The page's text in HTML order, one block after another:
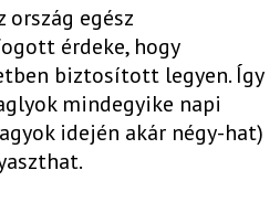
ország egész
érdeke, hogy
biztosított legyen. Így
mindegyike napi
idején akár négy-hat)